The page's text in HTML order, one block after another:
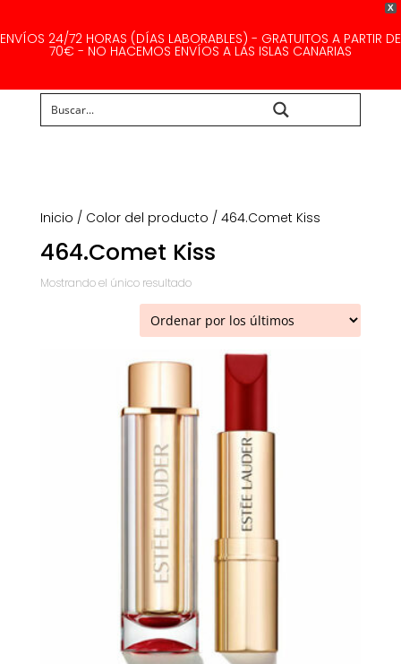
X
ENVÍOS 24/72 HORAS (DÍAS LABORABLES) - GRATUITOS A PARTIR DE
70€ - NO HACEMOS ENVÍOS A LAS ISLAS CANARIAS
Inicio / Color del producto / 464.Comet Kiss
464.Comet Kiss
Mostrando el único resultado